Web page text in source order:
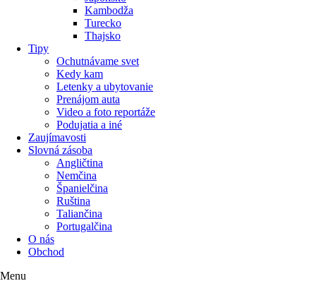
Kambodža
Turecko
Thajsko
Tipy
Ochutnávame svet
Kedy kam
Letenky a ubytovanie
Prenájom auta
Video a foto reportáže
Podujatia a iné
Zaujímavosti
Slovná zásoba
Angličtina
Nemčina
Španielčina
Ruština
Taliančina
Portugalčina
O nás
Obchod
Menu